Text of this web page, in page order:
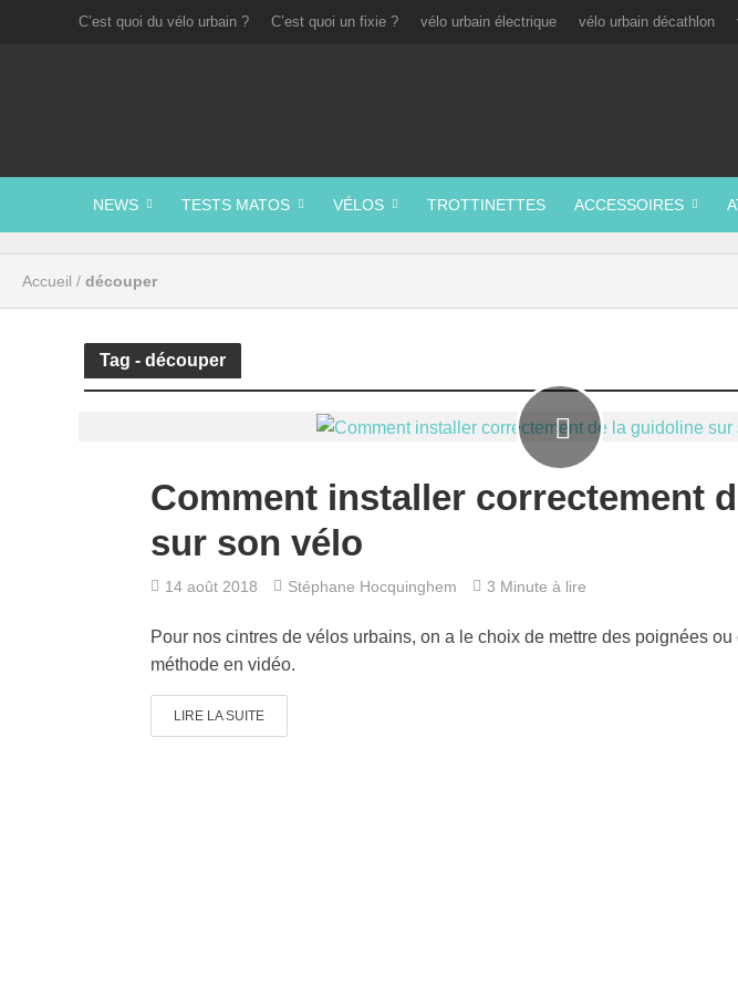
C’est quoi du vélo urbain ? C’est quoi un fixie ? vélo urbain électrique vélo urbain décathlon
NEWS TESTS MATOS VÉLOS TROTTINETTES ACCESSOIRES
Accueil / découper
Tag - découper
Comment installer correctement
sur son vélo
14 août 2018 Stéphane Hocquinghem 3 Minute à lire
Pour nos cintres de vélos urbains, on a le choix de mettre des poignées
méthode en vidéo.
LIRE LA SUITE